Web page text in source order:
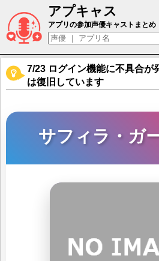
アプキャス
サフィラ・ガードナ
アプリの参加声優キャストまとめ
7/23 ログイン機能に不具合が
は復旧しています
サフィラ・ガ